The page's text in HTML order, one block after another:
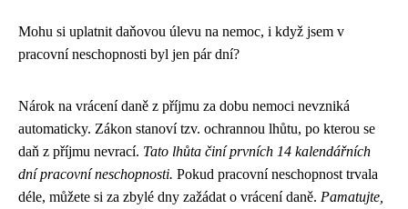
Mohu si uplatnit daňovou úlevu na nemoc, i když jsem v
pracovní neschopnosti byl jen pár dní?
Nárok na vrácení daně z příjmu za dobu nemoci nevzniká
automaticky. Zákon stanoví tzv. ochrannou lhůtu, po kterou se
daň z příjmu nevrací. Tato lhůta činí prvních 14 kalendářních
dní pracovní neschopnosti. Pokud pracovní neschopnost trvala
déle, můžete si za zbylé dny zažádat o vrácení daně. Pamatujte,